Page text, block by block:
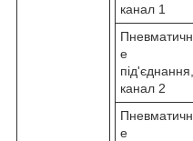
канал 1
Пневматичн
е
під'єднання,
канал 2
Пневматичн
е